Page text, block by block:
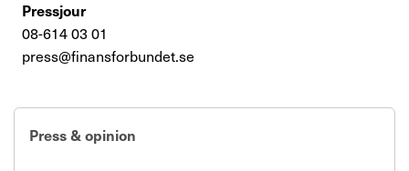
Pressjour
08-614 03 01
press@finansforbundet.se
Press & opinion